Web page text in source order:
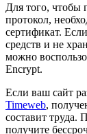
Для того, чтобы
протокол,
сертификат.
средств и не
можно
Encrypt.
Если ваш сайт
Timeweb,
составит труда.
получите